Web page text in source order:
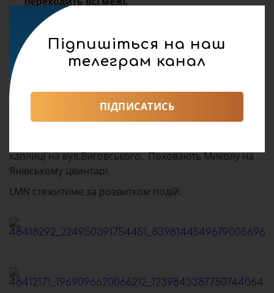
Треба доносити всіма можливими способами
,що коли ти щось робиш, роби це совісно, і
якщо від тебе щось залежить -зробити потрібно
все можливе, аби допомогти, а тим більше,
якщо йдеться про чиєсь життя…”- каже подруга
потерпілого Наталія Демко.
каплиці на вул.Виговського. Поховають Миколу на
Янівському цвинтарі.
LMN стежитиме за розвитком подій.
Підпишіться на наш
телеграм канал
ПІДПИСАТИСЬ